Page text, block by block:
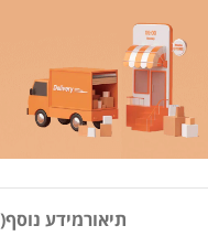
תיאורמידע נוסף(1) ביקורות